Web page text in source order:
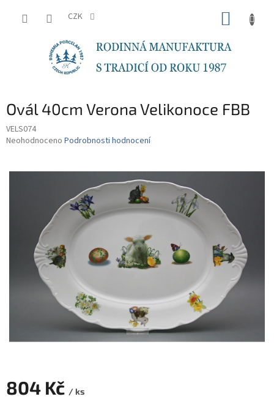
CZK
Ovál 40cm Verona Velikonoce FBB
VELS074
Průměrné
je
Neohodnoceno Podrobnosti hodnocení
804 Kč / ks